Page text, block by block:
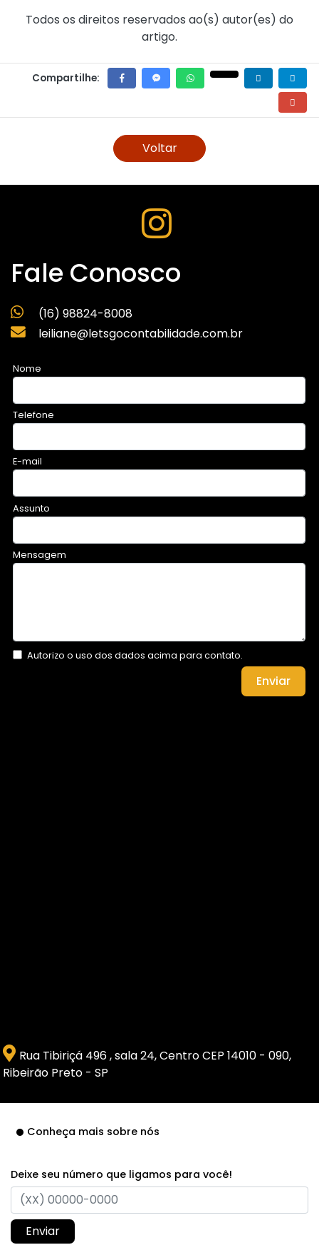
Todos os direitos reservados ao(s) autor(es) do
artigo.
Compartilhe:
Voltar
Fale Conosco
(16) 98824-8008
leiliane@letsgocontabilidade.com.br
Nome
Telefone
E-mail
Assunto
Mensagem
Autorizo o uso dos dados acima para contato.
Enviar
Rua Tibiriçá 496 , sala 24, Centro CEP 14010 - 090,
Ribeirão Preto - SP
Conheça mais sobre nós
Deixe seu número que ligamos para você!
Enviar